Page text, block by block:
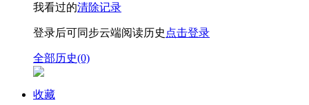
我看过的清除记录
登录后可同步云端阅读历史 点击登录
全部历史(0)
收藏